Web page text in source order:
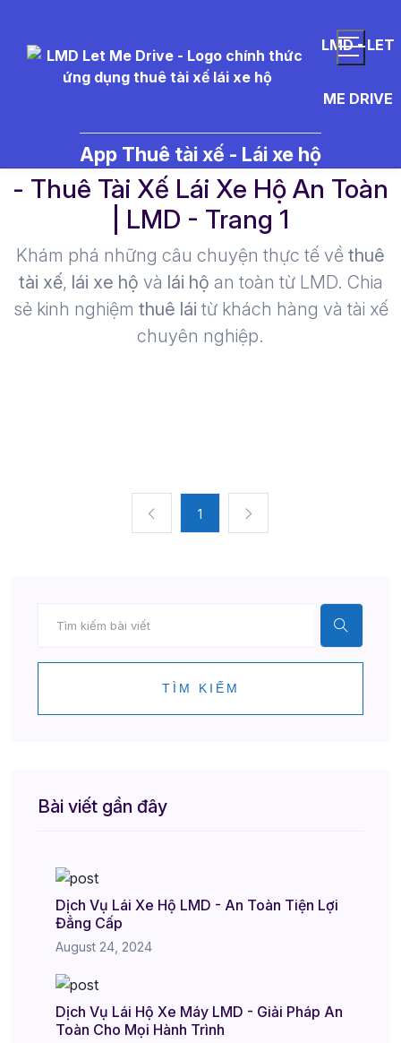
LMD - LET
ME DRIVE
App Thuê tài xế - Lái xe hộ
- Thuê Tài Xế Lái Xe Hộ An Toàn
| LMD - Trang 1​
Khám phá những câu chuyện thực tế về thuê
tài xế, lái xe hộ và lái hộ an toàn từ LMD. Chia
sẻ kinh nghiệm thuê lái từ khách hàng và tài xế
chuyên nghiệp.
1
TÌM KIẾM
Bài viết gần đây
Dịch Vụ Lái Xe Hộ LMD - An Toàn Tiện Lợi
Đẳng Cấp
August 24, 2024
Dịch Vụ Lái Hộ Xe Máy LMD - Giải Pháp An
Toàn Cho Mọi Hành Trình